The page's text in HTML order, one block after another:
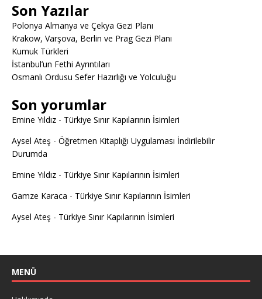
Son Yazılar
Polonya Almanya ve Çekya Gezi Planı
Krakow, Varşova, Berlin ve Prag Gezi Planı
Kumuk Türkleri
İstanbul’un Fethi Ayrıntıları
Osmanlı Ordusu Sefer Hazırlığı ve Yolculuğu
Son yorumlar
Emine Yıldız - Türkiye Sınır Kapılarının İsimleri
Aysel Ateş - Öğretmen Kitaplığı Uygulaması İndirilebilir
Durumda
Emine Yıldız - Türkiye Sınır Kapılarının İsimleri
Gamze Karaca - Türkiye Sınır Kapılarının İsimleri
Aysel Ateş - Türkiye Sınır Kapılarının İsimleri
MENÜ